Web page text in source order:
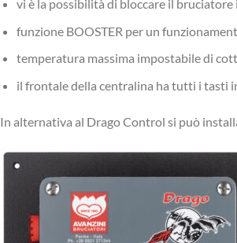
vi è la possibilità di bloccare il
funzione BOOSTER per un
temperatura massima impostabile di
il frontale della centralina ha tutti i tasti
In alternativa al Drago Control si può